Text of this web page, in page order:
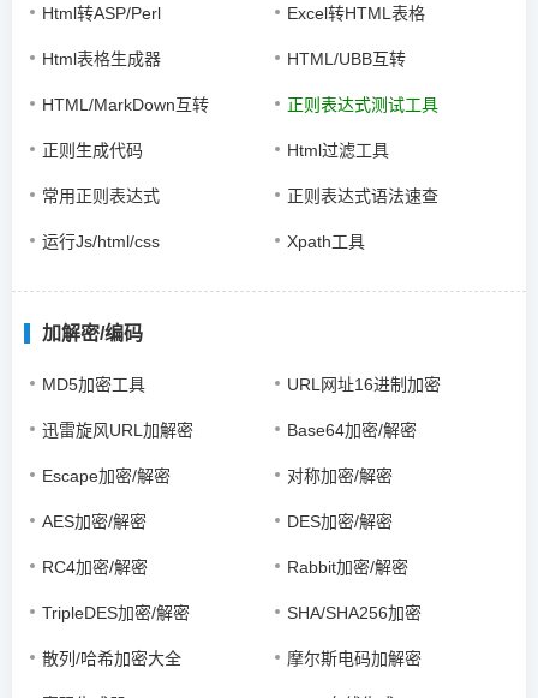
Html转ASP/Perl Excel转HTML表格
Html表格生成器 HTML/UBB互转
HTML/MarkDown互转 正则表达式测试工具
正则生成代码 Html过滤工具
常用正则表达式 正则表达式语法速查
运行Js/html/css Xpath工具
加解密/编码
MD5加密工具 URL网址16进制加密
迅雷旋风URL加解密 Base64加密/解密
Escape加密/解密 对称加密/解密
AES加密/解密 DES加密/解密
RC4加密/解密 Rabbit加密/解密
TripleDES加密/解密 SHA/SHA256加密
散列/哈希加密大全 摩尔斯电码加解密